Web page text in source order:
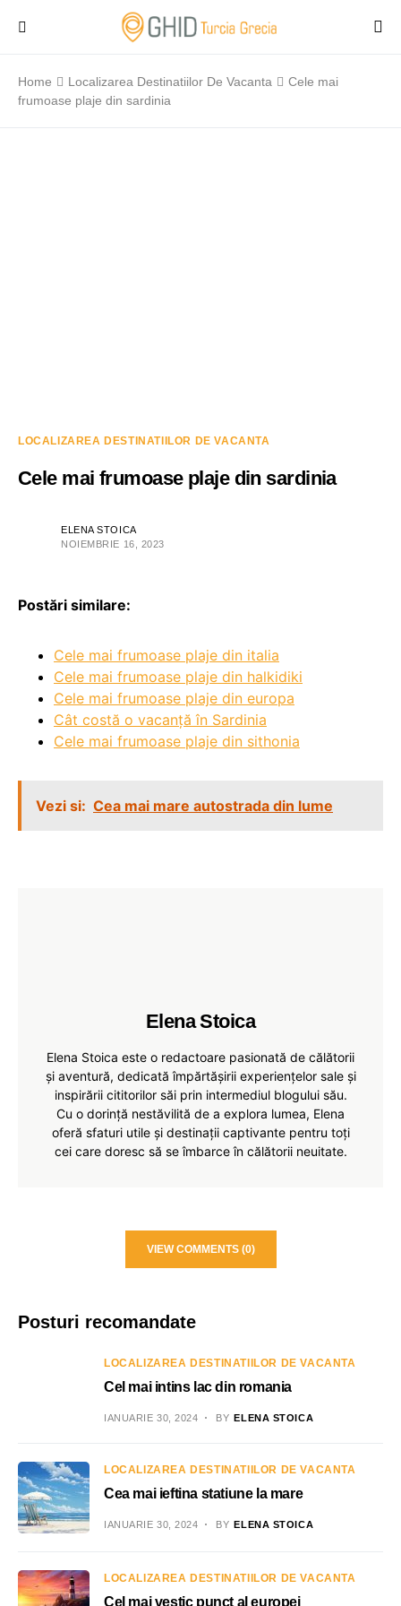
Home Localizarea Destinatiilor De Vacanta
Cele mai
frumoase plaje din sardinia
LOCALIZAREA DESTINATIILOR DE VACANTA
Cele mai frumoase plaje din sardinia
ELENA STOICA
NOIEMBRIE 16, 2023
Postări similare:
Cele mai frumoase plaje din italia
Cele mai frumoase plaje din halkidiki
Cele mai frumoase plaje din europa
Cât costă o vacanță în Sardinia
Cele mai frumoase plaje din sithonia
Vezi si: Cea mai mare autostrada din lume
Elena Stoica
Elena Stoica este o redactoare pasionată de călătorii
și aventură, dedicată împărtășirii experiențelor sale și
inspirării cititorilor săi prin intermediul blogului său.
Cu o dorință nestăvilită de a explora lumea, Elena
oferă sfaturi utile și destinații captivante pentru toți
cei care doresc să se îmbarce în călătorii neuitate.
VIEW COMMENTS (0)
Posturi recomandate
LOCALIZAREA DESTINATIILOR DE VACANTA
Cel mai intins lac din romania
IANUARIE 30, 2024 BY ELENA STOICA
LOCALIZAREA DESTINATIILOR DE VACANTA
Cea mai ieftina statiune la mare
IANUARIE 30, 2024 BY ELENA STOICA
LOCALIZAREA DESTINATIILOR DE VACANTA
Cel mai vestic punct al europei